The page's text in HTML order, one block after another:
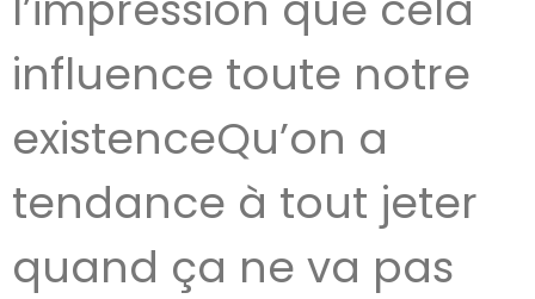
influence toute notre
existenceQu’on a
tendance à tout jeter
quand ça ne va pas